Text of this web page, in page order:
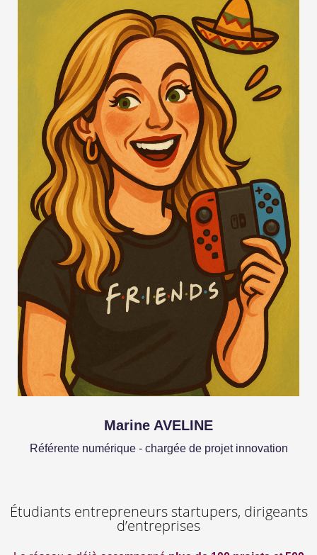
Marine AVELINE
Référente numérique - chargée de projet innovation
Étudiants entrepreneurs startupers, dirigeants
d’entreprises